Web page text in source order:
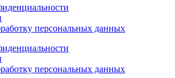
персональных данных
персональных данных